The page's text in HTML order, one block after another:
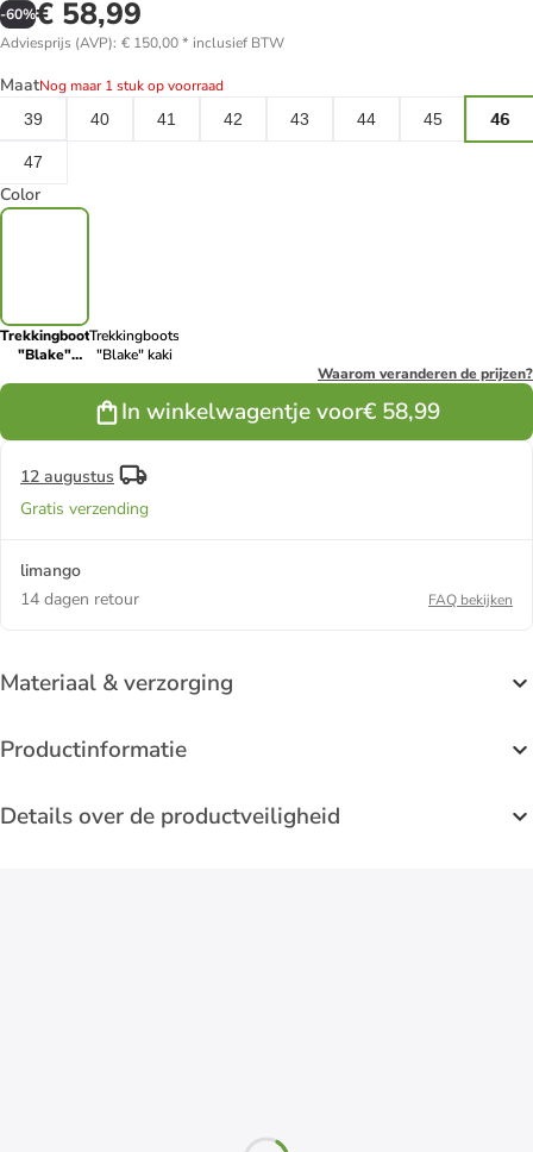
-60%€ 58,99
Adviesprijs (AVP): € 150,00* inclusief BTW
MaatNog maar 1 stuk op voorraad
39
40 41 42 43 44 45 46
47
Color
Trekkingboots
"Blake"
Trekkingboots
"Blake" kaki
Waarom veranderen de prijzen?
In winkelwagentje voor€ 58,99
12 augustus
Gratis verzending
limango
14 dagen retour
FAQ bekijken
Materiaal & verzorging
Productinformatie
Details over de productveiligheid